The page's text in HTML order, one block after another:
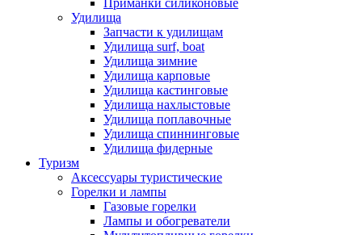
Приманки силиконовые
Удилища
Запчасти к удилищам
Удилища surf, boat
Удилища зимние
Удилища карповые
Удилища кастинговые
Удилища нахлыстовые
Удилища поплавочные
Удилища спиннинговые
Удилища фидерные
Туризм
Аксессуары туристические
Горелки и лампы
Газовые горелки
Лампы и обогреватели